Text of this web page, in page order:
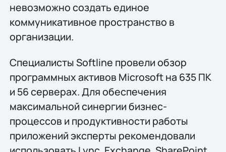
невозможно создать единое
коммуникативное пространство в
организации.
Специалисты Softline провели обзор
программных активов Microsoft на 635 ПК
и 56 серверах. Для обеспечения
максимальной синергии бизнес-
процессов и продуктивности работы
приложений эксперты рекомендовали